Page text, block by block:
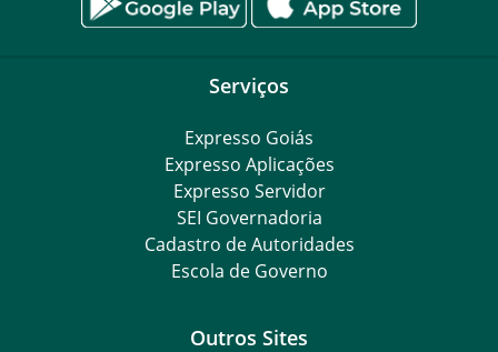
Serviços
Expresso Goiás
Expresso Aplicações
Expresso Servidor
SEI Governadoria
Cadastro de Autoridades
Escola de Governo
Outros Sites